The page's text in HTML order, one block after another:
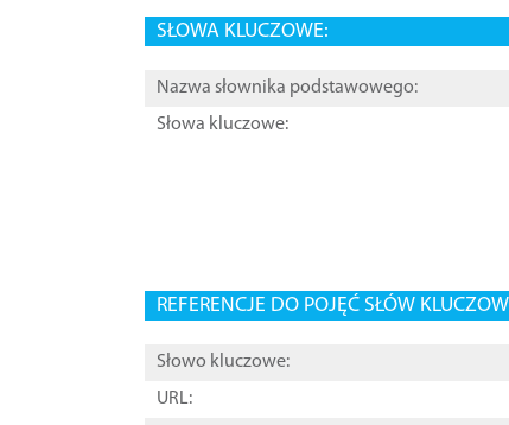
SŁOWA KLUCZOWE:
Nazwa słownika podstawowego:
Słowa kluczowe:
REFERENCJE DO POJĘĆ SŁÓW
Słowo kluczowe:
URL: